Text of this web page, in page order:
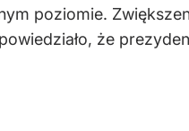
poziomie.
że